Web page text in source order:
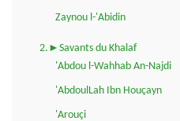
Zaynou l-'Abidin
2.►Savants du Khalaf
'Abdou l-Wahhab An-Najdi
'AbdoulLah Ibn Houçayn
'Arouçi